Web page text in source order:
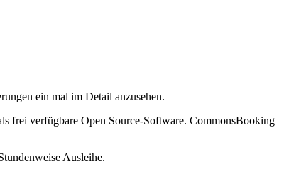
ein mal im Detail anzusehen.
frei verfügbare Open Source-Software. CommonsBooking
Ausleihe.